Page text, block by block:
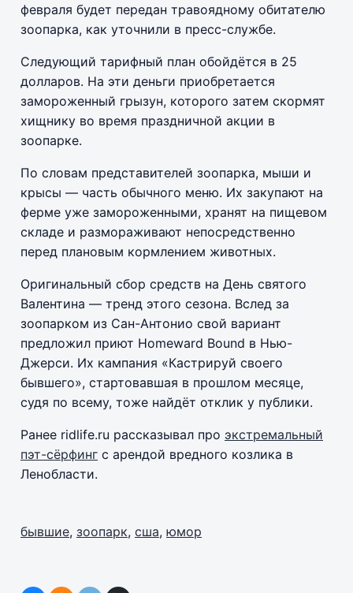
февраля будет передан травоядному обитателю
зоопарка, как уточнили в пресс-службе.
Следующий тарифный план обойдётся в 25
долларов. На эти деньги приобретается
замороженный грызун, которого затем скормят
хищнику во время праздничной акции в
зоопарке.
По словам представителей зоопарка, мыши и
крысы — часть обычного меню. Их закупают на
ферме уже замороженными, хранят на пищевом
складе и размораживают непосредственно
перед плановым кормлением животных.
Оригинальный сбор средств на День святого
Валентина — тренд этого сезона. Вслед за
зоопарком из Сан-Антонио свой вариант
предложил приют Homeward Bound в Нью-
Джерси. Их кампания «Кастрируй своего
бывшего», стартовавшая в прошлом месяце,
судя по всему, тоже найдёт отклик у публики.
Ранее ridlife.ru рассказывал про экстремальный
пэт-сёрфинг с арендой вредного козлика в
Ленобласти.
бывшие, зоопарк, сша, юмор